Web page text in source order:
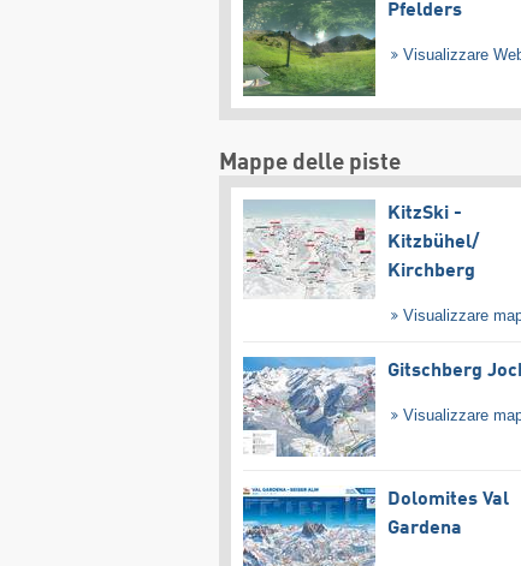
Pfelders
Visualizzare
Mappe delle piste
KitzSki -
Kitzbühel/​
Kirchberg
Visualizzare
Gitschberg
Visualizzare
Dolomites Val
Gardena